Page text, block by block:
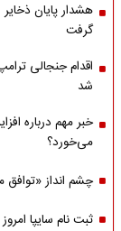
هشدار پایان
گرفت
اقدام جنجالی
شد
خبر مهم درباره
می‌خورد؟
چشم انداز
ثبت نام سایپا امروز ۱۷ مرداد ۱۴۰۵ | با ۵۰۰ میلیون کوییک S بخرید